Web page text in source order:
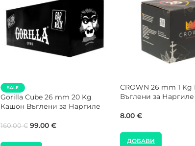
SALE
CROWN 26 mm 20 Kg Кашон
Въглени за Наргиле
160.00€ 99.00 €
NEW
FUMELO 26 mm 1 Kg